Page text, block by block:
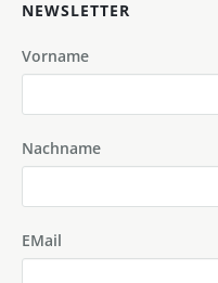
NEWSLETTER
Vorname
Nachname
EMail